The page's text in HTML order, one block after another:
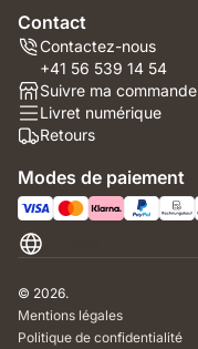
Contact
Contactez-nous
+41 56 539 14 54
Suivre ma commande
Livret numérique
Retours
Modes de paiement
© 2026.
Mentions légales
Politique de confidentialité